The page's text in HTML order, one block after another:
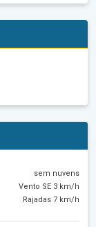
sem nuvens
Vento SE 3 km/h
Rajadas 7 km/h